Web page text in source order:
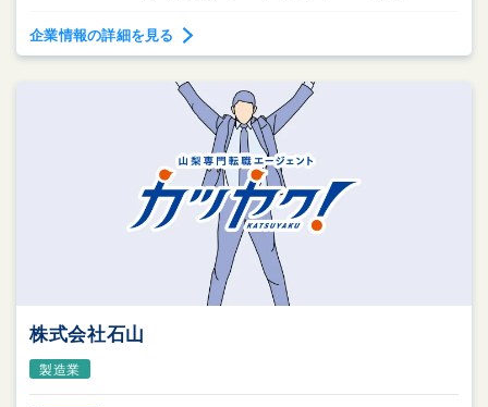
企業情報の詳細を見る
株式会社石山
製造業